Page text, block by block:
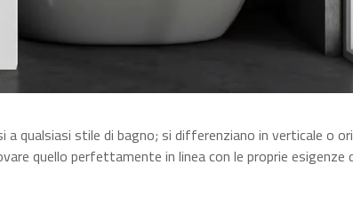
qualsiasi stile di bagno; si differenziano in verticale o
quello perfettamente in linea con le proprie esigenze